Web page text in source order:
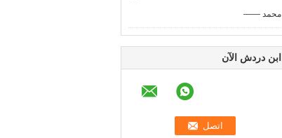
—— محمد
ابن دردش الآن